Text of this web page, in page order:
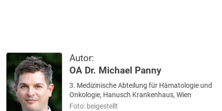
Autor:
OA Dr. Michael Panny
3. Medizinische Abteilung für Hämatologie und
Onkologie, Hanusch Krankenhaus, Wien
Foto: beigestellt